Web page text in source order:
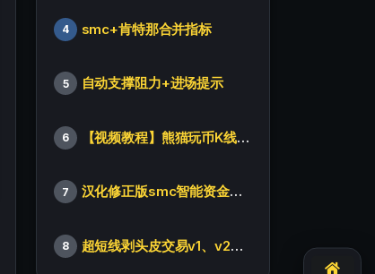
4 smc+肯特那合并指标
5 自动支撑阻力+进场提示
6 【视频教程】熊猫玩币K线后的秘密（全集）
7 汉化修正版smc智能资金订单指标
8 超短线剥头皮交易v1、v2版本